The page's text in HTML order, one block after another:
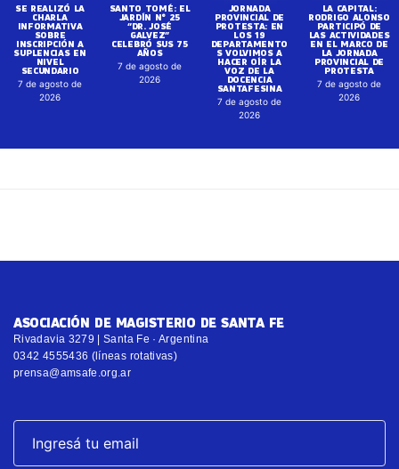
SE REALIZÓ LA
CHARLA
INFORMATIVA
SOBRE
INSCRIPCIÓN A
SUPLENCIAS EN
NIVEL
SECUNDARIO
7 de agosto de
2026
SANTO TOMÉ: EL
JARDÍN N° 25
“DR. JOSÉ
GALVEZ”
CELEBRÓ SUS 75
AÑOS
7 de agosto de
2026
JORNADA
PROVINCIAL DE
PROTESTA: EN
LOS 19
DEPARTAMENTO
S VOLVIMOS A
HACER OÍR LA
VOZ DE LA
DOCENCIA
SANTAFESINA
7 de agosto de
2026
LA CAPITAL:
RODRIGO ALONSO
PARTICIPÓ DE
LAS ACTIVIDADES
EN EL MARCO DE
LA JORNADA
PROVINCIAL DE
PROTESTA
7 de agosto de
2026
ASOCIACIÓN DE MAGISTERIO DE SANTA FE
Rivadavia 3279 | Santa Fe · Argentina
0342 4555436 (líneas rotativas)
prensa@amsafe.org.ar